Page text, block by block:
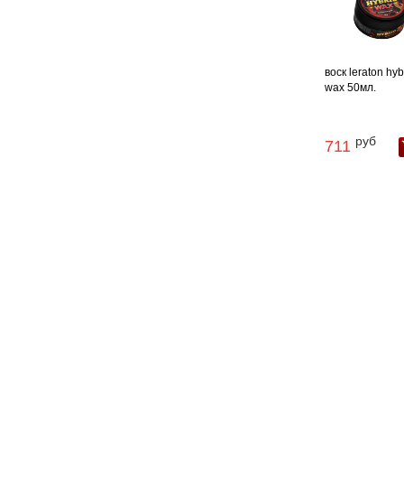
воск leraton
wax 50мл.
711 руб